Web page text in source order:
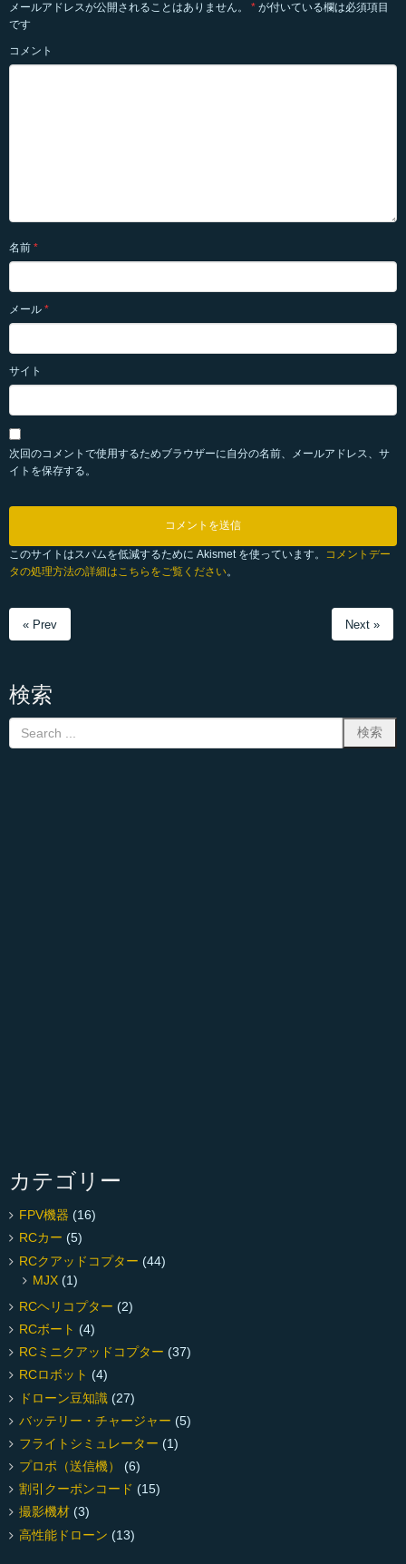
メールアドレスが公開されることはありません。 * が付いている欄は必須項目
です
コメント
名前 *
メール *
サイト
次回のコメントで使用するためブラウザーに自分の名前、メールアドレス、サ
イトを保存する。
このサイトはスパムを低減するために Akismet を使っています。
コメントデー
タの処理方法の詳細はこちらをご覧ください。
« Prev Next »
検索
カテゴリー
FPV機器 (16)
RCカー (5)
RCクアッドコプター (44)
MJX (1)
RCヘリコプター (2)
RCボート (4)
RCミニクアッドコプター (37)
RCロボット (4)
ドローン豆知識 (27)
バッテリー・チャージャー (5)
フライトシミュレーター (1)
プロポ（送信機）
(6)
割引クーポンコード (15)
撮影機材 (3)
高性能ドローン (13)